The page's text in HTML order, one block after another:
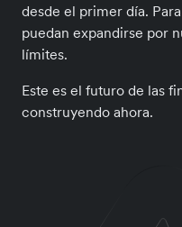
desde el primer día.
puedan expandirse por
límites.
Este es el futuro de las
construyendo ahora.